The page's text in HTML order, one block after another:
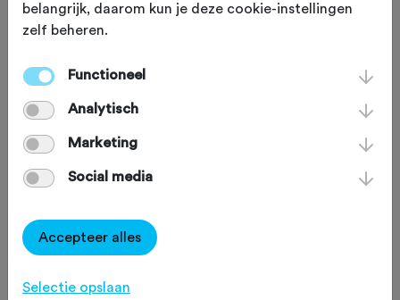
Het maakt niet uit of u 25 kilometer wil
fietsen met uw gezin of een langere
tocht door de Drentse dreven, dan wel
belangrijk, daarom kun je deze cookie-instellingen
zelf beheren.
Functioneel
Analytisch
Marketing
Social media
Accepteer alles
Selectie opslaan